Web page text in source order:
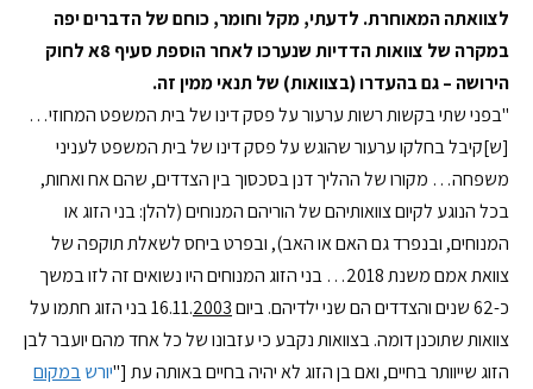
לצוואתה המאוחרת. לדעתי, מקל וחומר, כוחם של הדברים יפה
במקרה של צוואות הדדיות שנערכו לאחר הוספת סעיף 8א לחוק
הירושה – גם בהעדרו (בצוואות) של תנאי ממין זה.
"בפני שתי בקשות רשות ערעור על פסק דינו של בית המשפט המחוזי…
[ש]קיבל בחלקו ערעור שהוגש על פסק דינו של בית המשפט לעניני
משפחה… מקורו של ההליך דנן בסכסוך בין הצדדים, שהם אח ואחות,
בכל הנוגע לקיום צוואותיהם של הוריהם המנוחים (להלן: בני הזוג או
המנוחים, ובנפרד גם האם או האב), ובפרט ביחס לשאלת תוקפה של
צוואת אמם משנת 2018… בני הזוג המנוחים היו נשואים זה לזו במשך
כ-62 שנים והצדדים הם שני ילדיהם. ביום 16.11.
2003
בני הזוג חתמו על
צוואות שתוכנן דומה. בצוואות נקבע כי עזבונו של כל אחד מהם יועבר לבן
הזוג שייוותר בחיים, ואם בן הזוג לא יהיה בחיים באותה עת ["יורשבמקום